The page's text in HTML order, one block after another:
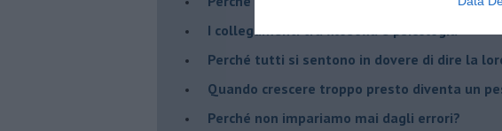
​I collegamenti tra filosofia e psicologia
​Perché tutti si sentono in dovere di dire la
​Quando crescere troppo presto diventa un
​Perché non impariamo mai dagli errori?